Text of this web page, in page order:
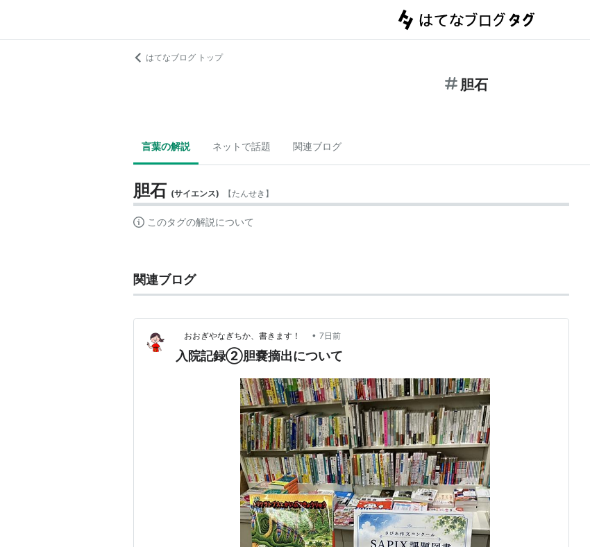
はてなブログ トップ
胆石
言葉の解説 ネットで話題 関連ブログ
胆石 (サイエンス) 【たんせき 】
このタグの解説について
関連ブログ
おおぎやなぎちか、書きます！ • 7日前
入院記録②胆嚢摘出について